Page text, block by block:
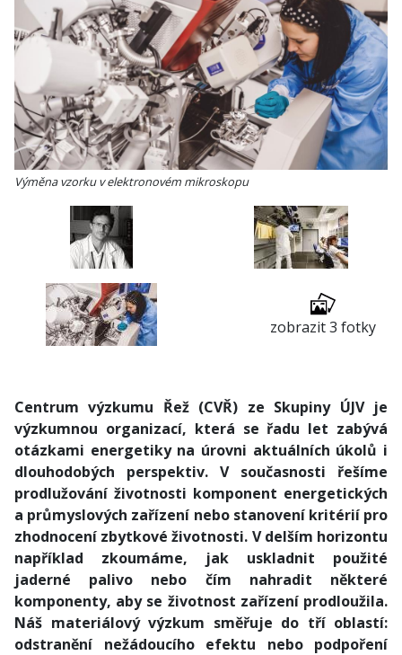
Výměna vzorku v elektronovém mikroskopu
zobrazit 3 fotky
Centrum výzkumu Řež (CVŘ) ze Skupiny ÚJV je
výzkumnou organizací, která se řadu let zabývá
otázkami energetiky na úrovni aktuálních úkolů i
dlouhodobých perspektiv. V současnosti řešíme
prodlužování životnosti komponent energetických
a průmyslových zařízení nebo stanovení kritérií pro
zhodnocení zbytkové životnosti. V delším horizontu
například zkoumáme, jak uskladnit použité
jaderné palivo nebo čím nahradit některé
komponenty, aby se životnost zařízení prodloužila.
Náš materiálový výzkum směřuje do tří oblastí:
odstranění nežádoucího efektu nebo podpoření